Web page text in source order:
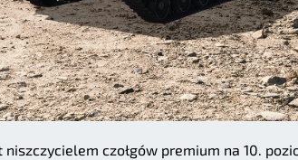
czołgów premium na 10.